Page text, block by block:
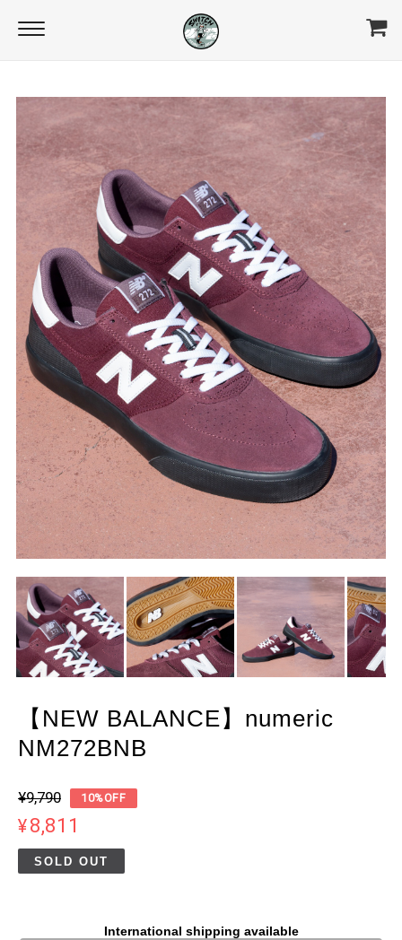
【NEW BALANCE】numeric
NM272BNB
¥9,790 10%OFF
¥8,811
SOLD OUT
International shipping available